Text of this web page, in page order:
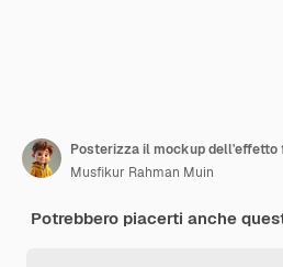
Posterizza il mockup dell'effetto
Musfikur Rahman Muin
Potrebbero piacerti anche